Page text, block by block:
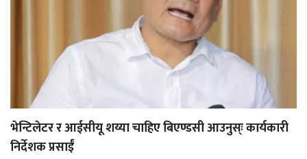
भेन्टिलेटर र आईसीयू शय्या चाहिए बिएण्डसी आउनुस्ः कार्यकारी
निर्देशक प्रसाईँ